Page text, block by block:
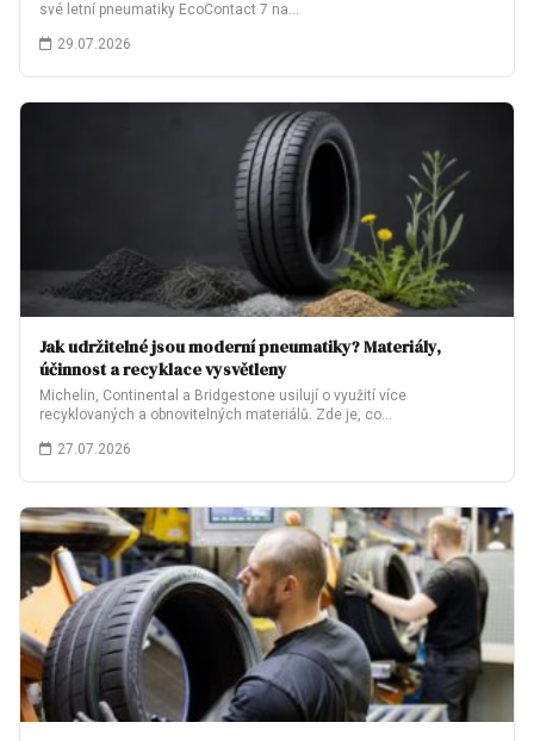
své letní pneumatiky EcoContact 7 na…
29.07.2026
Jak udržitelné jsou moderní pneumatiky? Materiály,
účinnost a recyklace vysvětleny
Michelin, Continental a Bridgestone usilují o využití více
recyklovaných a obnovitelných materiálů. Zde je, co…
27.07.2026